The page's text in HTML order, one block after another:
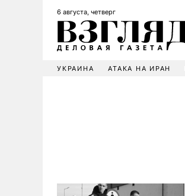
6 августа, четверг
УКРАИНА АТАКА НА ИРАН